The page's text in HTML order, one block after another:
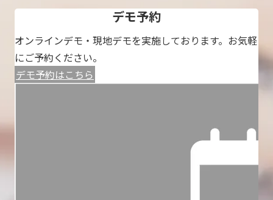
デモ予約
オンラインデモ・現地デモを実施しております。お気軽
にご予約ください。
デモ予約はこちら